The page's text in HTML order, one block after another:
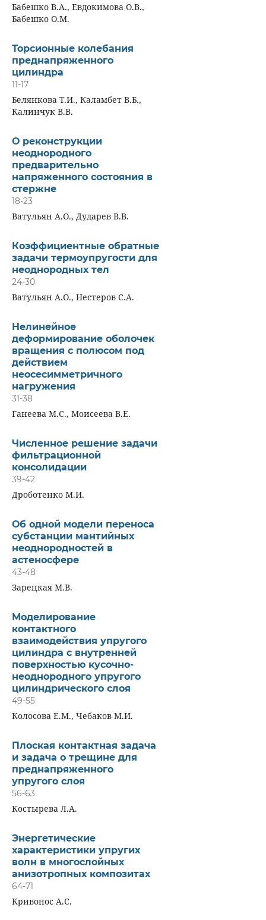
Бабешко В.А., Евдокимова О.В.,
Бабешко О.М.
Торсионные колебания
преднапряженного
цилиндра
11-17
Белянкова Т.И., Каламбет В.Б.,
Калинчук В.В.
О реконструкции
неоднородного
предварительно
напряженного состояния в
стержне
18-23
Ватульян А.О., Дударев В.В.
Коэффициентные обратные
задачи термоупругости для
неоднородных тел
24-30
Ватульян А.О., Нестеров С.А.
Нелинейное
деформирование оболочек
вращения с полюсом под
действием
неосесимметричного
нагружения
31-38
Ганеева М.С., Моисеева В.Е.
Численное решение задачи
фильтрационной
консолидации
39-42
Дроботенко М.И.
Об одной модели переноса
субстанции мантийных
неоднородностей в
астеносфере
43-48
Зарецкая М.В.
Моделирование
контактного
взаимодействия упругого
цилиндра с внутренней
поверхностью кусочно-
неоднородного упругого
цилиндрического слоя
49-55
Колосова Е.М., Чебаков М.И.
Плоская контактная задача
и задача о трещине для
преднапряженного
упругого слоя
56-63
Костырева Л.А.
Энергетические
характеристики упругих
волн в многослойных
анизотропных композитах
64-71
Кривонос А.С.